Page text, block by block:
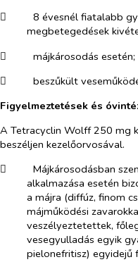
​
8 évesnél fiatalabb
megbetegedések
​
májkárosodás esetén;
​
beszűkült
Figyelmeztetések és
A Tetracyclin Wolff 250 mg
beszéljen kezelőorvosával.
​
Májkárosodásban
alkalmazása esetén
a májra (diffúz, finom
májműködési
veszélyeztetettek,
vesegyulladás egyik
pielonefritisz) egyidejű